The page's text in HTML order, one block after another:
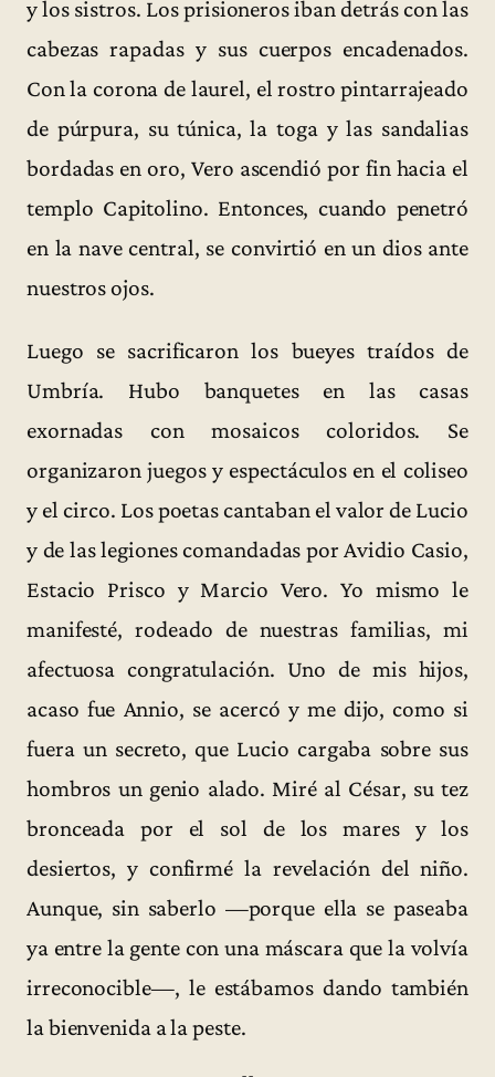
y los sistros. Los prisioneros iban detrás con las
cabezas rapadas y sus cuerpos encadenados.
Con la corona de laurel, el rostro pintarrajeado
de púrpura, su túnica, la toga y las sandalias
bordadas en oro, Vero ascendió por fin hacia el
templo Capitolino. Entonces, cuando penetró
en la nave central, se convirtió en un dios ante
nuestros ojos.
Luego se sacrificaron los bueyes traídos de
Umbría. Hubo banquetes en las casas
exornadas con mosaicos coloridos. Se
organizaron juegos y espectáculos en el coliseo
y el circo. Los poetas cantaban el valor de Lucio
y de las legiones comandadas por Avidio Casio,
Estacio Prisco y Marcio Vero. Yo mismo le
manifesté, rodeado de nuestras familias, mi
afectuosa congratulación. Uno de mis hijos,
acaso fue Annio, se acercó y me dijo, como si
fuera un secreto, que Lucio cargaba sobre sus
hombros un genio alado. Miré al César, su tez
bronceada por el sol de los mares y los
desiertos, y confirmé la revelación del niño.
Aunque, sin saberlo —porque ella se paseaba
ya entre la gente con una máscara que la volvía
irreconocible—, le estábamos dando también
la bienvenida a la peste.